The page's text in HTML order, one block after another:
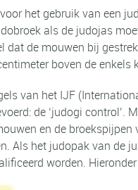
het gebruik van een
als de judojas
dat de mouwen bij
boven de enkels
van het IJF
de ‘judogi
en de
Als het judopak van de
worden.